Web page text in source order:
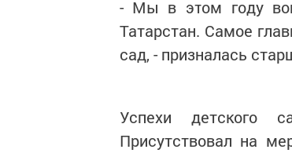
- Мы в этом году
Татарстан. Самое
сад, - призналась
Успехи детского
Присутствовал на